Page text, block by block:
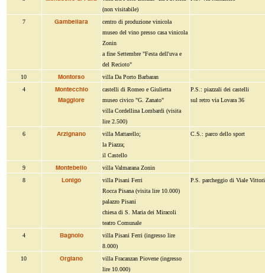
(non visitabile)
7 Gambellara
centro di produzione vinicola
museo del vino presso casa vinicola
Zonin
a fine Settembre "Festa dell'uva e
del Recioto"
10
Montorso
villa Da Porto Barbaran
4
Montecchio
Maggiore
castelli di Romeo e Giulietta
museo civico "G. Zanato"
villa Cordellina Lombardi (visita
lire 2.500)
P.S.: piazzali dei castelli
sul retro via Lovara 36
6 Arzignano
villa Mattarello;
la Piazza;
il Castello
C.S.: parco dello sport
9 Montebello
villa Valmarana Zonin
8
Lonigo
villa Pisani Ferri
Rocca Pisana (visita lire 10.000)
palazzo Pisani
chiesa di S. Maria dei Miracoli
teatro Comunale
P.S. parcheggio di Viale
4 Bagnolo
villa Pisani Ferri (ingresso lire
8.000)
10
Orgiano
villa Fracanzan Piovene (ingresso
lire 10.000)